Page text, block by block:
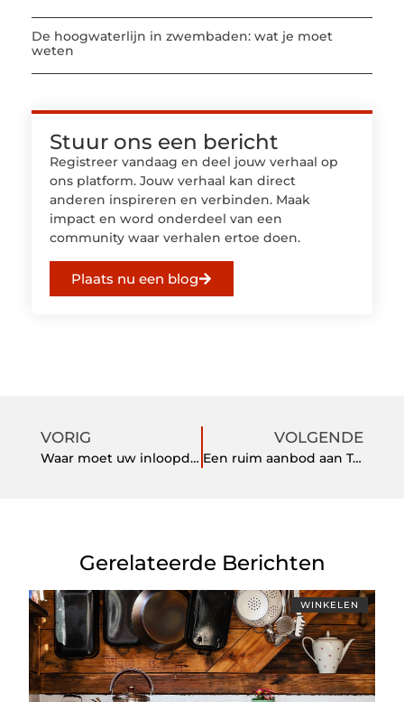
De hoogwaterlijn in zwembaden: wat je moet
weten
Stuur ons een bericht
Registreer vandaag en deel jouw verhaal op
ons platform. Jouw verhaal kan direct
anderen inspireren en verbinden. Maak
impact en word onderdeel van een
community waar verhalen ertoe doen.
Plaats nu een blog
VORIG
Waar moet uw inloopdouche op maat aan voldoen?
VOLGENDE
Een ruim aanbod aan Tempur producten, waaronder de welbekende matrassen
Gerelateerde Berichten
WINKELEN